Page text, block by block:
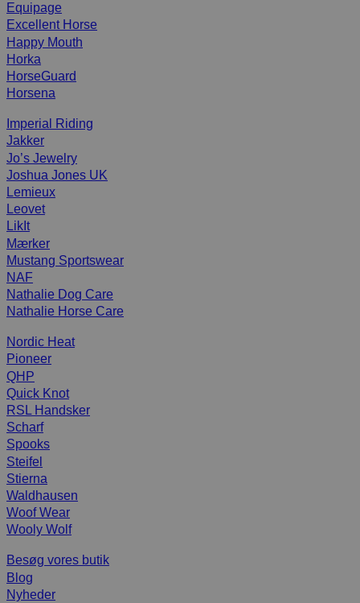
Equipage
Excellent Horse
Happy Mouth
Horka
HorseGuard
Horsena
Imperial Riding
Jakker
Jo’s Jewelry
Joshua Jones UK
Lemieux
Leovet
LikIt
Mærker
Mustang Sportswear
NAF
Nathalie Dog Care
Nathalie Horse Care
Nordic Heat
Pioneer
QHP
Quick Knot
RSL Handsker
Scharf
Spooks
Steifel
Stierna
Waldhausen
Woof Wear
Wooly Wolf
Besøg vores butik
Blog
Nyheder